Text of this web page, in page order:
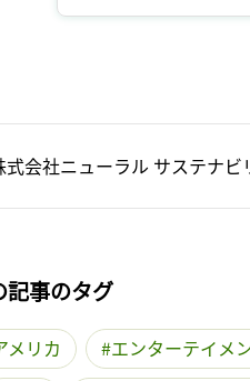
式会社ニューラル サステナビ
記事のタグ
メリカ エンターテイメ